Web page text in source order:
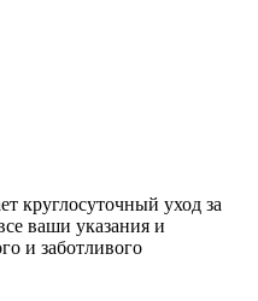
круглосуточный уход за
ваши указания и
и заботливого